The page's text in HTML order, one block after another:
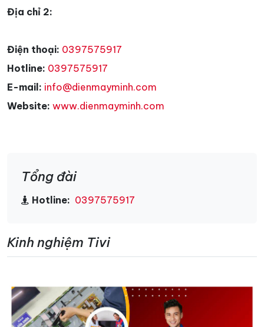
Địa chỉ 2:
Điện thoại: 0397575917
Hotline: 0397575917
E-mail: info@dienmayminh.com
Website: www.dienmayminh.com
Tổng đài
Hotline: 0397575917
Kinh nghiệm Tivi